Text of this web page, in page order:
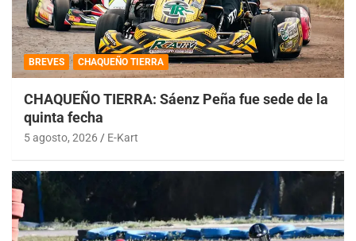
BREVES CHAQUEÑO TIERRA
CHAQUEÑO TIERRA: Sáenz Peña fue sede de la
quinta fecha
5 agosto, 2026 E-Kart